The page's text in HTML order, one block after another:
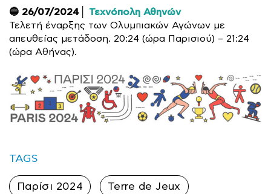
🔵 26/07/2024│ Τεχνόπολη Αθηνών
Τελετή έναρξης των Ολυμπιακών Αγώνων με
απευθείας μετάδοση. 20:24 (ώρα Παρισιού) – 21:24
(ώρα Αθήνας).
TAGS
Παρίσι 2024 Terre de Jeux